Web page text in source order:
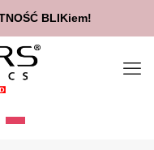
BLIKiem!